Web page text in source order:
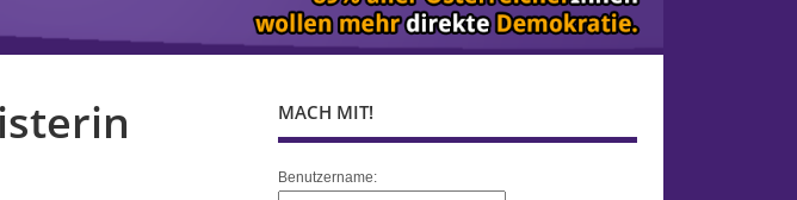
MACH MIT!
Benutzername: